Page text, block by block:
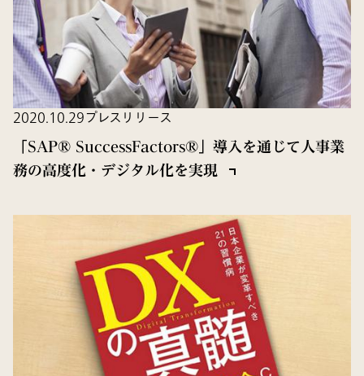
2020.10.29プレスリリース
「SAP® SuccessFactors®」導入を通じて人事業
務の高度化・デジタル化を実現